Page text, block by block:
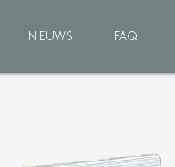
NIEUWS FAQ